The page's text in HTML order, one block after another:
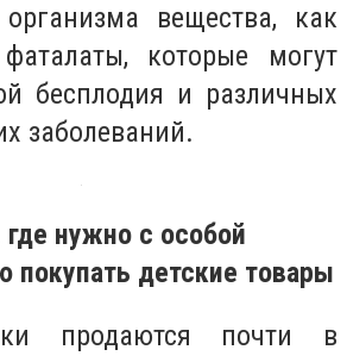
вещества, как
которые могут
бесплодия и различных
заболеваний.
нужно с особой
покупать детские товары
продаются почти в